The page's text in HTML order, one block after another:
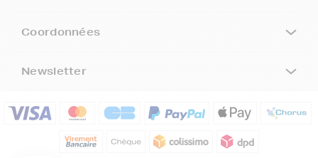
Coordonnées
Newsletter
Inscrivez-vous à notre newsletter, suivez notre actualité et